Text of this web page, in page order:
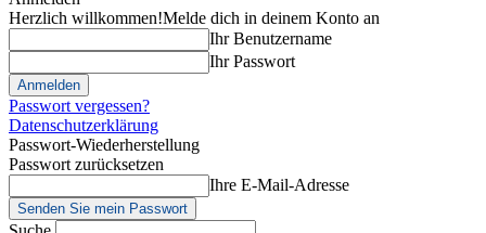
Herzlich willkommen!Melde dich in deinem Konto an
Ihr Benutzername
Ihr Passwort
Passwort vergessen?
Datenschutzerklärung
Passwort-Wiederherstellung
Passwort zurücksetzen
Ihre E-Mail-Adresse